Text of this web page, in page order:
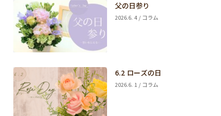
父の日参り
2026.6. 4 / コラム
6.2 ローズの日
2026.6. 1 / コラム